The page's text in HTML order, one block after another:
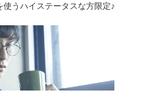
使うハイステータスな方限定♪